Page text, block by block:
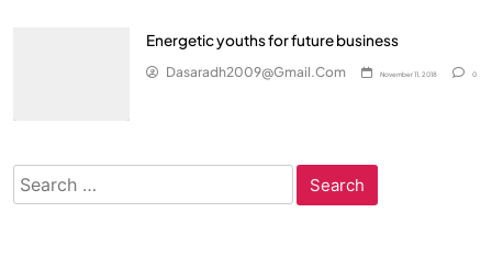
Energetic youths for future business
Dasaradh2009@gmail.com November 11, 2018 0
Search
for: